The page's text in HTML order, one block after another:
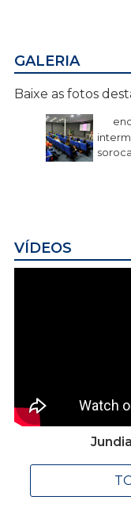
GALERIA
Baixe as fotos
VÍDEOS